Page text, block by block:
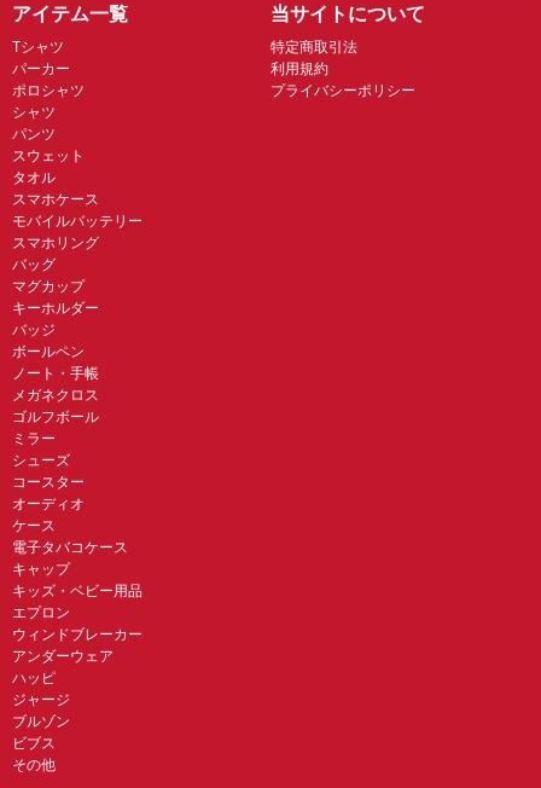
アイテム一覧
Tシャツ
パーカー
ポロシャツ
シャツ
パンツ
スウェット
タオル
スマホケース
モバイルバッテリー
スマホリング
バッグ
マグカップ
キーホルダー
バッジ
ボールペン
ノート・手帳
メガネクロス
ゴルフボール
ミラー
シューズ
コースター
オーディオ
ケース
電子タバコケース
キャップ
キッズ・ベビー用品
エプロン
ウィンドブレーカー
アンダーウェア
ハッピ
ジャージ
ブルゾン
ビブス
その他
当サイトについて
特定商取引法
利用規約
プライバシーポリシー